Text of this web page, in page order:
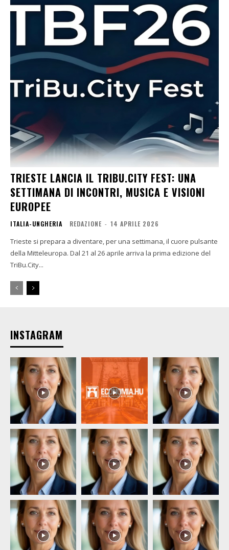
TRIESTE LANCIA IL TRIBU.CITY FEST: UNA
SETTIMANA DI INCONTRI, MUSICA E VISIONI
EUROPEE
ITALIA-UNGHERIA REDAZIONE - 14 APRILE 2026
Trieste si prepara a diventare, per una settimana, il cuore pulsante
della Mitteleuropa. Dal 21 al 26 aprile arriva la prima edizione del
TriBu.City...
INSTAGRAM